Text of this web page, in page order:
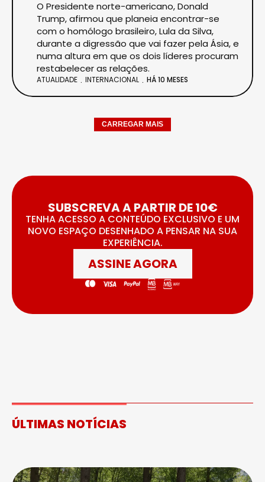
O Presidente norte-americano, Donald
Trump, afirmou que planeia encontrar-se
com o homólogo brasileiro, Lula da Silva,
durante a digressão que vai fazer pela Ásia, e
numa altura em que os dois líderes procuram
restabelecer as relações.
ATUALIDADE INTERNACIONAL HÁ 10 MESES
CARREGAR MAIS
SUBSCREVA A PARTIR DE 10€
TENHA ACESSO A CONTEÚDO EXCLUSIVO E UM
NOVO ESPAÇO DESENHADO A PENSAR NA SUA
EXPERIÊNCIA.
ASSINE AGORA
ÚLTIMAS NOTÍCIAS